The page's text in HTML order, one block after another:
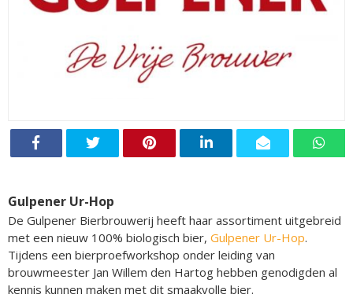
Gulpener Ur-Hop
De Gulpener Bierbrouwerij heeft haar assortiment uitgebreid
met een nieuw 100% biologisch bier, Gulpener Ur-Hop.
Tijdens een bierproefworkshop onder leiding van
brouwmeester Jan Willem den Hartog hebben genodigden al
kennis kunnen maken met dit smaakvolle bier.